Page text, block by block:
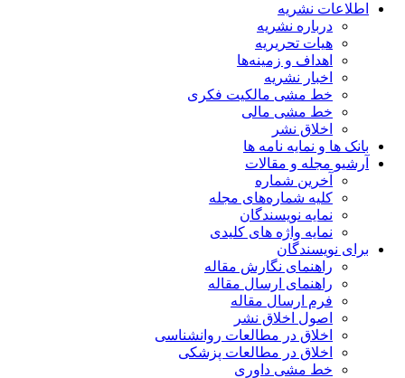
اطلاعات نشریه
درباره نشریه
هیات تحریریه
اهداف و زمینه‌ها
اخبار نشریه
خط مشی مالکیت فکری
خط مشی مالی
اخلاق نشر
بانک ها و نمایه نامه ها
آرشیو مجله و مقالات
آخرین شماره
کلیه شماره‌های مجله
نمایه نویسندگان
نمایه واژه های کلیدی
برای نویسندگان
راهنمای نگارش مقاله
راهنمای ارسال مقاله
فرم ارسال مقاله
اصول اخلاق نشر
اخلاق در مطالعات روانشناسی
اخلاق در مطالعات پزشکی
خط مشی داوری